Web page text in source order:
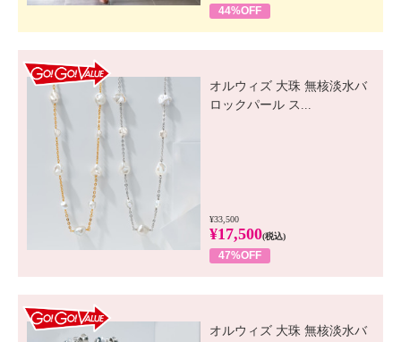
44%OFF
オルウィズ 大珠 無核淡水バ
ロックパール ス...
¥33,500
¥17,500(税込)
47%OFF
オルウィズ 大珠 無核淡水バ